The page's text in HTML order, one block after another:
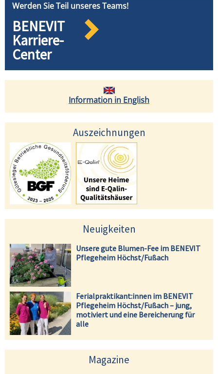
Werden Sie Teil unseres Teams!
BENEVIT
Karriere-
Center
Information in English
Auszeichnungen
Neuigkeiten
Unsere gute Blumen-Fee im BENEVIT
Pflegeheim Höchst/Fußach
Ferialpraktikant:innen im BENEVIT
Pflegeheim Höchst/Fußach – jung,
motiviert und eine Bereicherung für
alle
Magazine